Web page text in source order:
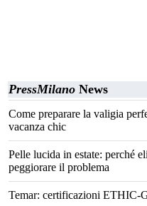
PressMilano News
Come preparare la valigia
vacanza chic
Pelle lucida in estate: perché
peggiorare il problema
Temar: certificazioni ETHIC-